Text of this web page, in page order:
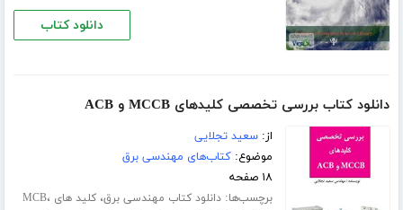
دانلود کتاب
دانلود کتاب بررسی تخصصی کلیدهای MCCB و ACB
از:سعید تجلایی
موضوع:کتاب‌های مهندسی برق
۱۸ صفحه
برچسب‌ها:دانلود کتاب مهندسی برق،کلید های MCB ،